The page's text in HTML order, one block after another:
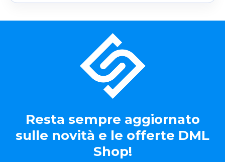
Resta sempre aggiornato
sulle novità e le offerte DML
Shop!